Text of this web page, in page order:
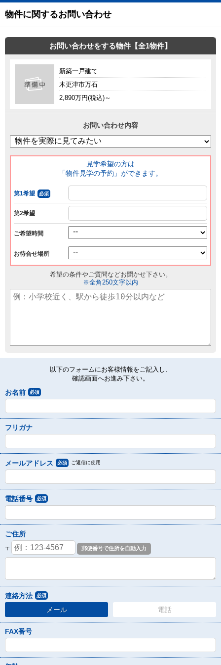
物件に関するお問い合わせ
お問い合わせをする物件【全1物件】
新築一戸建て
木更津市万石
2,890万円(税込)～
お問い合わせ内容
見学希望の方は
「物件見学の予約」ができます。
第1希望 必須
第2希望
ご希望時間
お待合せ場所
希望の条件やご質問などお聞かせ下さい。
※全角250文字以内
以下のフォームにお客様情報をご記入し、
確認画面へお進み下さい。
お名前 必須
フリガナ
メールアドレス 必須 ご返信に使用
電話番号 必須
ご住所
〒
連絡方法 必須
メール 電話
FAX番号